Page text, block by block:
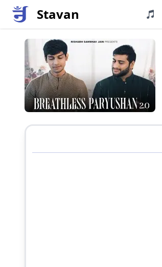
Stavan